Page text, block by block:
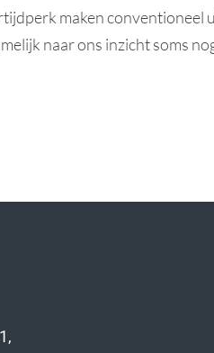
maken conventioneel
naar ons inzicht soms